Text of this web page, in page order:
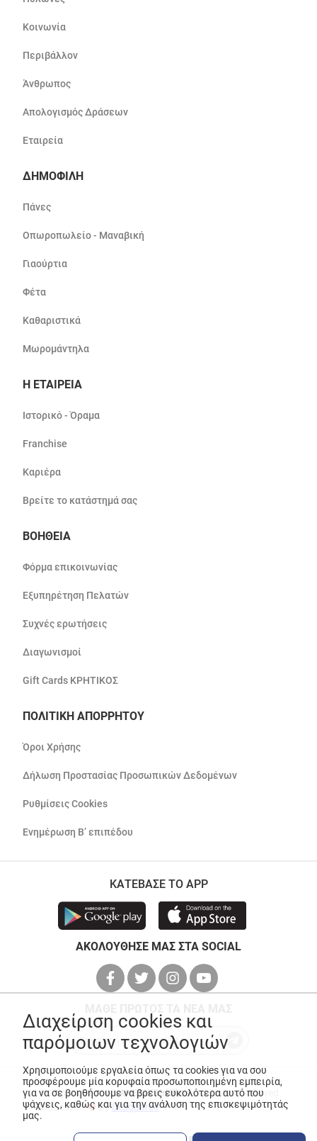
Κοινωνία
Περιβάλλον
Άνθρωπος
Απολογισμός Δράσεων
Εταιρεία
ΔΗΜΟΦΙΛΗ
Πάνες
Οπωροπωλείο - Μαναβική
Γιαούρτια
Φέτα
Καθαριστικά
Μωρομάντηλα
Η ΕΤΑΙΡΕΙΑ
Ιστορικό - Όραμα
Franchise
Καριέρα
Βρείτε το κατάστημά σας
ΒΟΗΘΕΙΑ
Φόρμα επικοινωνίας
Εξυπηρέτηση Πελατών
Συχνές ερωτήσεις
Διαγωνισμοί
Gift Cards ΚΡΗΤΙΚΟΣ
ΠΟΛΙΤΙΚΗ ΑΠΟΡΡΗΤΟΥ
Όροι Χρήσης
Δήλωση Προστασίας Προσωπικών Δεδομένων
Ρυθμίσεις Cookies
Ενημέρωση Β’ επιπέδου
ΚΑΤΕΒΑΣΕ ΤΟ APP
ΑΚΟΛΟΥΘΗΣΕ ΜΑΣ ΣΤΑ SOCIAL
© Copyright 2026ANEDIK Kritikos. All Rights Reserved
Made with
byDesquared
Διαχείριση cookies και
παρόμοιων τεχνολογιών
Χρησιμοποιούμε εργαλεία όπως τα cookies για να σου
προσφέρουμε μία κορυφαία προσωποποιημένη εμπειρία,
για να σε βοηθήσουμε να βρεις ευκολότερα αυτό που
ψάχνεις, καθώς και για την ανάλυση της επισκεψιμότητάς
μας.